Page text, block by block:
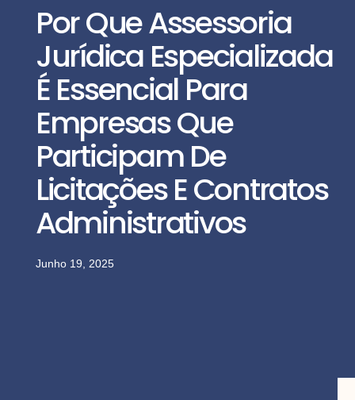
Por Que Assessoria
Jurídica Especializada
É Essencial Para
Empresas Que
Participam De
Licitações E Contratos
Administrativos
Junho 19, 2025